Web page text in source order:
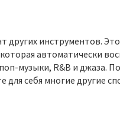
инструментов.
автоматически
музыки, R&B и джаза.
себя многие другие